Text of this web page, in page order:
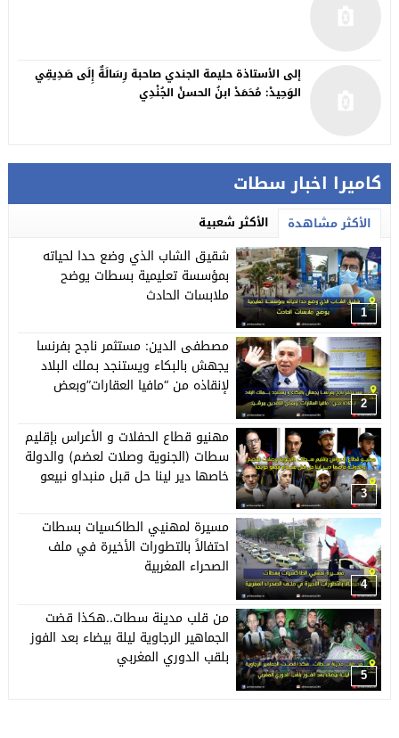
كاميرا اخبار سطات
الأكثر مشاهدة الأكثر شعبية
1
شقيق الشاب الذي وضع حدا لحياته
بمؤسسة تعليمية بسطات يوضح
ملابسات الحادث
2
مصطفى الدين: مستثمر ناجح بفرنسا
يجهش بالبكاء ويستنجد بـملك البلاد
لإنقاذه من “مافيا العقارات”وبعض
3
مهنيو قطاع الحفلات و الأعراس بإقليم
سطات (الجنوية وصلات لعضم) والدولة
خاصها دير لينا حل قبل منبداو نبيعو
4
مسيرة لمهنيي الطاكسيات بسطات
احتفالاً بالتطورات الأخيرة في ملف
الصحراء المغربية
5
من قلب مدينة سطات..هكذا قضت
الجماهير الرجاوية ليلة بيضاء بعد الفوز
بلقب الدوري المغربي
إلى الأستاذة حليمة الجندي صاحبة رِسَالَةٌ إِلَى صَدِيقِي
الوَحِيدْ: مُحَمَدْ ابنُ الحسنْ الجُنْدِي